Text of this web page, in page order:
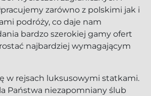
zarówno z polskimi jak i
podróży, co daje nam
bardzo szerokiej gamy ofert
najbardziej wymagającym
w rejsach luksusowymi statkami.
Państwa niezapomniany ślub